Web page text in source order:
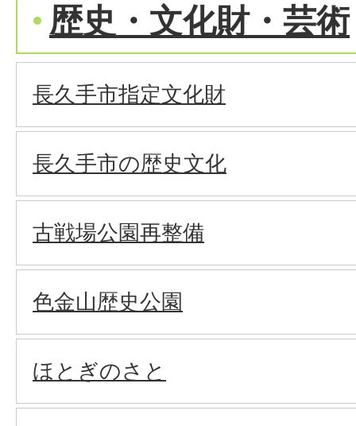
歴史・文化財・芸術
長久手市指定文化財
長久手市の歴史文化
古戦場公園再整備
色金山歴史公園
ほとぎのさと